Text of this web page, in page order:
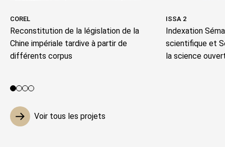
Voir tous les projets
COREL
Reconstitution de la législation de la
Chine impériale tardive à partir de
différents corpus
ISSA 2
Indexation
scientifique et
la science
Voir le projet 1
Voir le projet 2
Voir le projet 3
Voir le projet 4